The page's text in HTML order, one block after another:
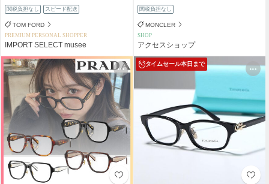
関税負担なし スピード配送
TOM FORD
PREMIUM PERSONAL SHOPPER
IMPORT SELECT musee
関税負担なし
MONCLER
SHOP
アクセスショップ
タイムセール本日まで